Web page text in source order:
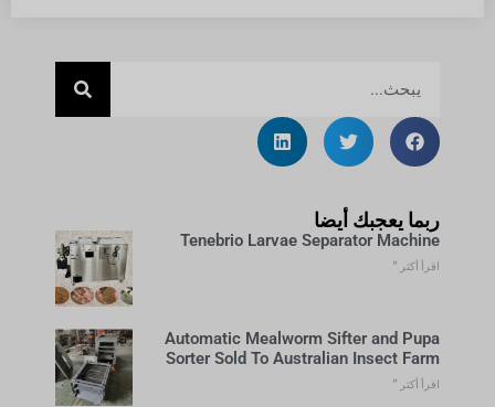
ربما يعجبك أيضا
Tenebrio Larvae Separator Machine
اقرأ أكثر "
Automatic Mealworm Sifter and Pupa
Sorter Sold To Australian Insect Farm
اقرأ أكثر "